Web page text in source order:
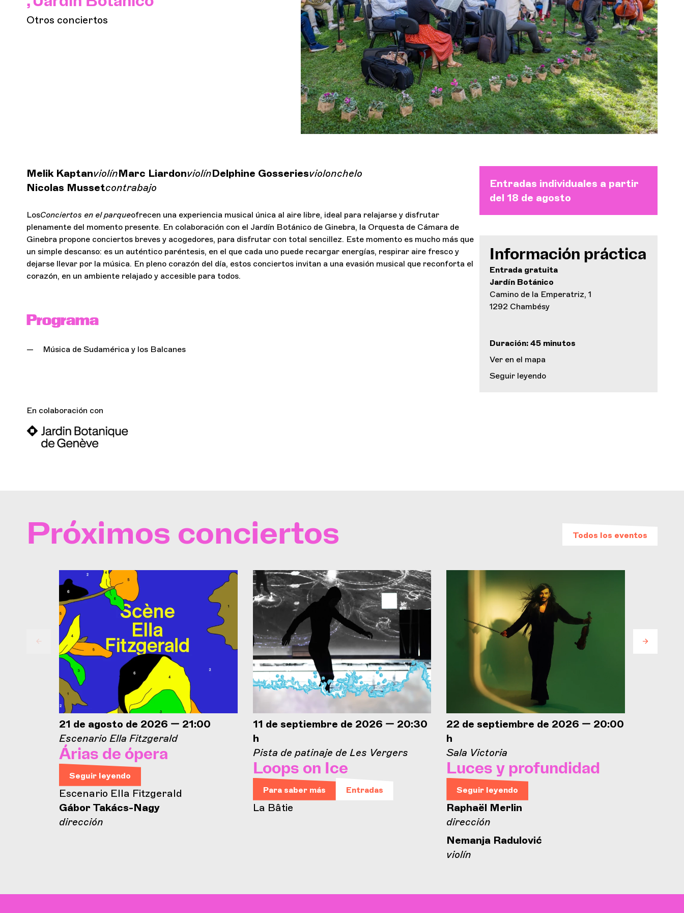
Otros conciertos
Melik KaptanviolínMarc LiardonviolínDelphine Gosseriesviolonchelo
Nicolas Mussetcontrabajo
LosConciertos en el parqueofrecen una experiencia musical única al aire libre, ideal para relajarse y disfrutar
plenamente del momento presente. En colaboración con el Jardín Botánico de Ginebra, la Orquesta de Cámara de
Ginebra propone conciertos breves y acogedores, para disfrutar con total sencillez. Este momento es mucho más que
un simple descanso: es un auténtico paréntesis, en el que cada uno puede recargar energías, respirar aire fresco y
dejarse llevar por la música. En pleno corazón del día, estos conciertos invitan a una evasión musical que reconforta el
corazón, en un ambiente relajado y accesible para todos.
Programa
Música de Sudamérica y los Balcanes
En colaboración con
Entradas individuales a partir
del 18 de agosto
Información práctica
Entrada gratuita
Jardín Botánico
Camino de la Emperatriz, 1
1292 Chambésy
Duración: 45 minutos
Ver en el mapa
Seguir leyendo
Próximos conciertos Todos los eventos
21 de agosto de 2026 — 21:00
Escenario Ella Fitzgerald
Árias de ópera
Seguir leyendo
Escenario Ella Fitzgerald
Gábor Takács-Nagy
dirección
11 de septiembre de 2026 — 20:30
h
Pista de patinaje de Les Vergers
Loops on Ice
Para saber más Entradas
La Bâtie
22 de septiembre de 2026 — 20:00
h
Sala Victoria
Luces y profundidad
Seguir leyendo
Raphaël Merlin
dirección
Nemanja Radulović
violín
Orquesta y músicos
LA OCG
Espacio Pro
Iniciar sesión